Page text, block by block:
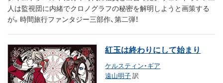
人は監視団に内緒でクロノグラフの秘密を解明しようと画策する
が。時間旅行ファンタジー三部作、第二弾！
紅玉は終わりにして始まり
ケルスティン・ギア
遠山明子訳